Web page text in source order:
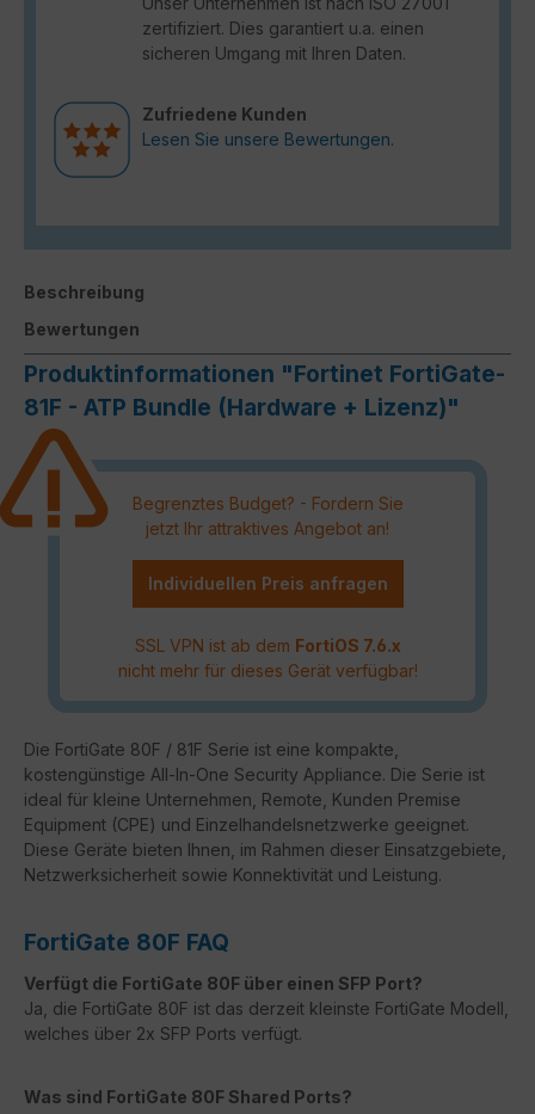
zertifiziert. Dies garantiert u.a. einen
sicheren Umgang mit Ihren Daten.
Zufriedene Kunden
Lesen Sie unsere Bewertungen.
Beschreibung
Bewertungen
Produktinformationen "Fortinet FortiGate-
81F - ATP Bundle (Hardware + Lizenz)"
Begrenztes Budget? - Fordern Sie
jetzt Ihr attraktives Angebot an!
Individuellen Preis anfragen
SSL VPN ist ab dem FortiOS 7.6.x
nicht mehr für dieses Gerät verfügbar!
Die FortiGate 80F / 81F Serie ist eine kompakte,
kostengünstige All-In-One Security Appliance. Die Serie ist
ideal für kleine Unternehmen, Remote, Kunden Premise
Equipment (CPE) und Einzelhandelsnetzwerke geeignet.
Diese Geräte bieten Ihnen, im Rahmen dieser Einsatzgebiete,
Netzwerksicherheit sowie Konnektivität und Leistung.
FortiGate 80F FAQ
Verfügt die FortiGate 80F über einen SFP Port?
Ja, die FortiGate 80F ist das derzeit kleinste FortiGate Modell,
welches über 2x SFP Ports verfügt.
Was sind FortiGate 80F Shared Ports?